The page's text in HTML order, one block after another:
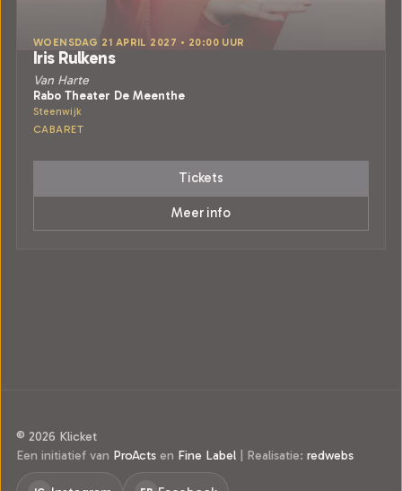
WOENSDAG 21 APRIL 2027 • 20:00 UUR
Iris Rulkens
Van Harte
Rabo Theater De Meenthe
Steenwijk
CABARET
Tickets
Meer info
© 2026 Klicket
Een initiatief van ProActs en Fine Label | Realisatie: redwebs